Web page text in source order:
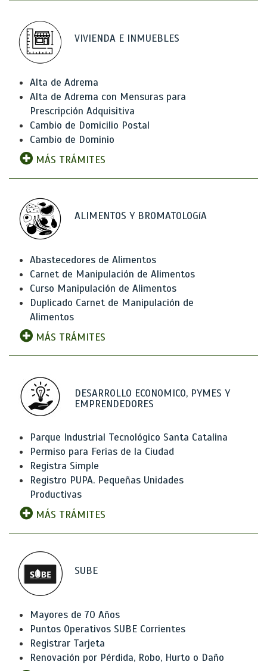
VIVIENDA E INMUEBLES
Alta de Adrema
Alta de Adrema con Mensuras para
Prescripción Adquisitiva
Cambio de Domicilio Postal
Cambio de Dominio
MÁS TRÁMITES
ALIMENTOS Y BROMATOLOGíA
Abastecedores de Alimentos
Carnet de Manipulación de Alimentos
Curso Manipulación de Alimentos
Duplicado Carnet de Manipulación de
Alimentos
MÁS TRÁMITES
DESARROLLO ECONOMICO, PYMES Y
EMPRENDEDORES
Parque Industrial Tecnológico Santa Catalina
Permiso para Ferias de la Ciudad
Registra Simple
Registro PUPA. Pequeñas Unidades
Productivas
MÁS TRÁMITES
SUBE
Mayores de 70 Años
Puntos Operativos SUBE Corrientes
Registrar Tarjeta
Renovación por Pérdida, Robo, Hurto o Daño